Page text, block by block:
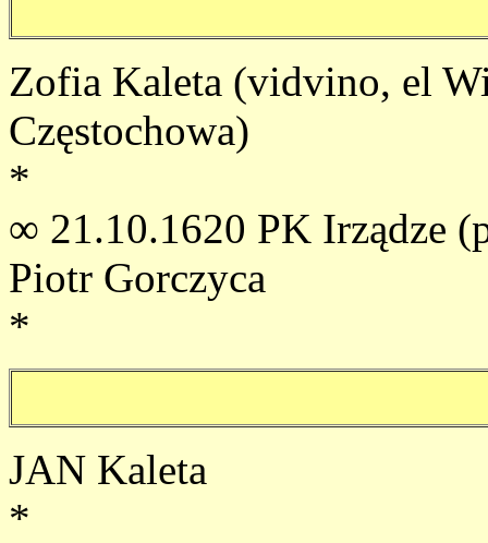
Zofia Kaleta (vidvino, el
Częstochowa)
*
∞ 21.10.1620 PK Irządze
Piotr Gorczyca
*
JAN Kaleta
*